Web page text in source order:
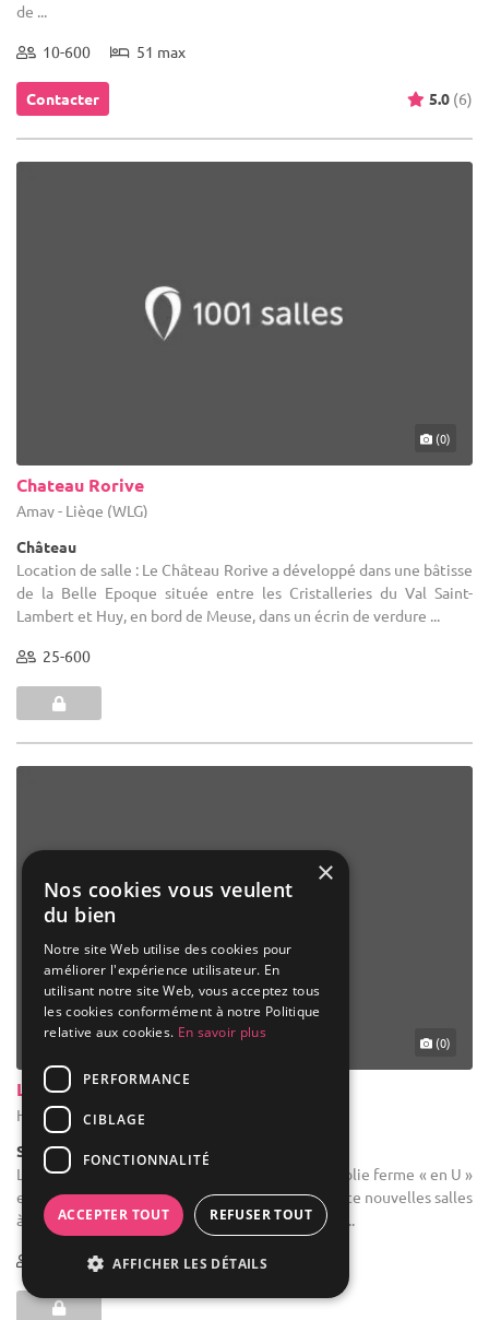
de ...
10-600 51 max
Contacter 5.0 (6)
(0)
Chateau Rorive
Amay - Liège (WLG)
Château
Location de salle : Le Château Rorive a développé dans une bâtisse
de la Belle Epoque située entre les Cristalleries du Val Saint-
Lambert et Huy, en bord de Meuse, dans un écrin de verdure ...
25-600
(0)
La Ferme De Gabelle
Huy - Liège (WLG)
Salle de réception
Location de salle : L'établissement est une très jolie ferme « en U »
en pierre du pays, entièrement rénovée. Les toute nouvelles salles
à manger sont la vieille grange et l'authentique ...
11-400
×
Nos cookies vous veulent
du bien
Notre site Web utilise des cookies pour
améliorer l'expérience utilisateur. En
utilisant notre site Web, vous acceptez tous
les cookies conformément à notre Politique
relative aux cookies. En savoir plus
PERFORMANCE
CIBLAGE
FONCTIONNALITÉ
ACCEPTER TOUT REFUSER TOUT
AFFICHER LES DÉTAILS